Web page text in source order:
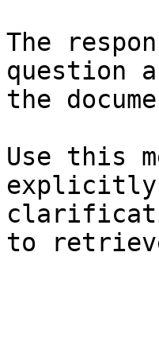
The
question
the
Use this
explicitly